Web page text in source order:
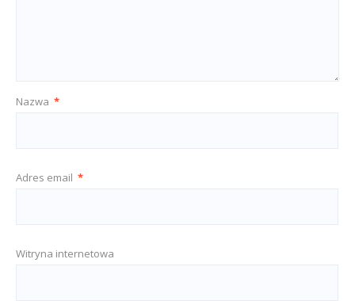
Nazwa *
Adres email *
Witryna internetowa